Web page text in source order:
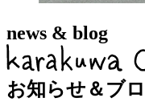
news & blog
お知らせ＆ブ